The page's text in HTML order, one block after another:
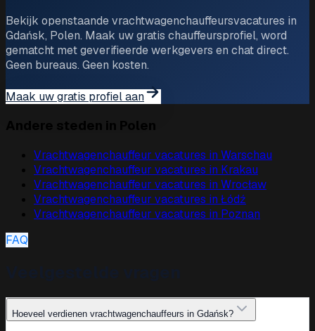
Bekijk openstaande vrachtwagenchauffeursvacatures in
Gdańsk, Polen. Maak uw gratis chauffeursprofiel, word
gematcht met geverifieerde werkgevers en chat direct.
Geen bureaus. Geen kosten.
Maak uw gratis profiel aan
Vrachtwagenchauffeur vacatures in Warschau
Vrachtwagenchauffeur vacatures in Krakau
Vrachtwagenchauffeur vacatures in Wrocław
Vrachtwagenchauffeur vacatures in Łódź
Vrachtwagenchauffeur vacatures in Poznan
FAQ
Hoeveel verdienen vrachtwagenchauffeurs in Gdańsk?